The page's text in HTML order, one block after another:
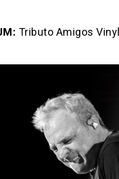
Tributo Amigos